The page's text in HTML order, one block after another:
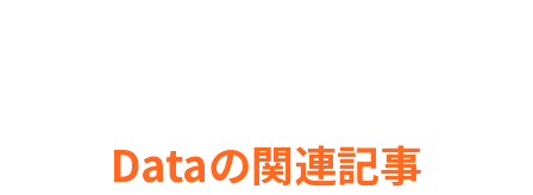
Dataの関連記事